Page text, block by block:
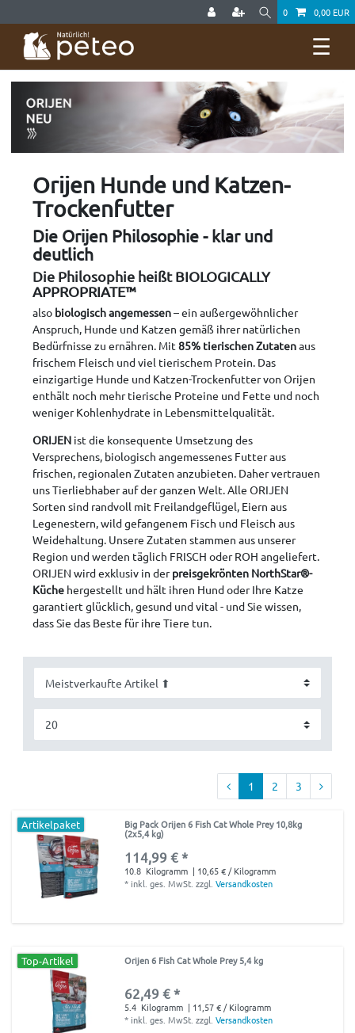
0 0,00 EUR
☰
Orijen Hunde und Katzen-
Trockenfutter
Die Orijen Philosophie - klar und
deutlich
Die Philosophie heißt BIOLOGICALLY
APPROPRIATE™
also biologisch angemessen– ein außergewöhnlicher
Anspruch, Hunde und Katzen gemäß ihrer natürlichen
Bedürfnisse zu ernähren. Mit 85% tierischen Zutatenaus
frischem Fleisch und viel tierischem Protein. Das
einzigartige Hunde und Katzen-Trockenfutter von Orijen
enthält noch mehr tierische Proteine und Fette und noch
weniger Kohlenhydrate in Lebensmittelqualität.
ORIJENist die konsequente Umsetzung des
Versprechens, biologisch angemessenes Futter aus
frischen, regionalen Zutaten anzubieten. Daher vertrauen
uns Tierliebhaber auf der ganzen Welt. Alle ORIJEN
Sorten sind randvoll mit Freilandgeflügel, Eiern aus
Legenestern, wild gefangenem Fisch und Fleisch aus
Weidehaltung. Unsere Zutaten stammen aus unserer
Region und werden täglich FRISCH oder ROH angeliefert.
ORIJEN wird exklusiv in derpreisgekrönten NorthStar®-
Küchehergestellt und hält ihren Hund oder Ihre Katze
garantiert glücklich, gesund und vital - und Sie wissen,
dass Sie das Beste für ihre Tiere tun.
1 2 3
Artikelpaket Big Pack Orijen 6 Fish Cat Whole Prey 10,8kg
(2x5,4 kg)
114,99 € *
10.8 Kilogramm | 10,65 € / Kilogramm
* inkl. ges. MwSt. zzgl.Versandkosten
Top-Artikel Orijen 6 Fish Cat Whole Prey 5,4 kg
62,49 € *
5.4 Kilogramm | 11,57 € / Kilogramm
* inkl. ges. MwSt. zzgl.Versandkosten